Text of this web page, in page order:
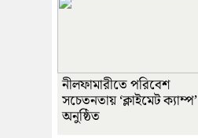
নীলফামারীতে পরিবেশ
সচেতনতায় ‘ক্লাইমেট ক্যাম্প’
অনুষ্ঠিত